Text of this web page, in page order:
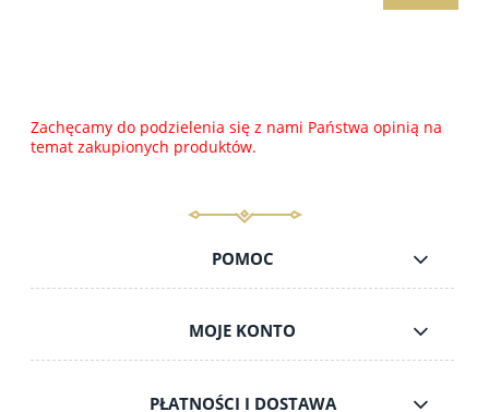
Zachęcamy do podzielenia się z nami Państwa opinią na
temat zakupionych produktów.
POMOC
MOJE KONTO
PŁATNOŚCI I DOSTAWA